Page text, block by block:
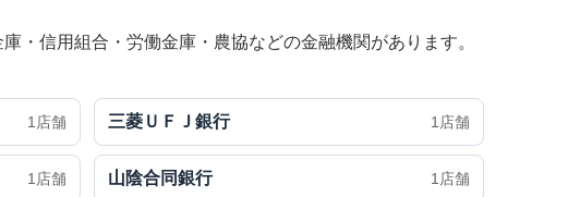
・信用組合・労働金庫・農協などの金融機関があります。
1店舗 三菱ＵＦＪ銀行 1店舗
1店舗 山陰合同銀行 1店舗